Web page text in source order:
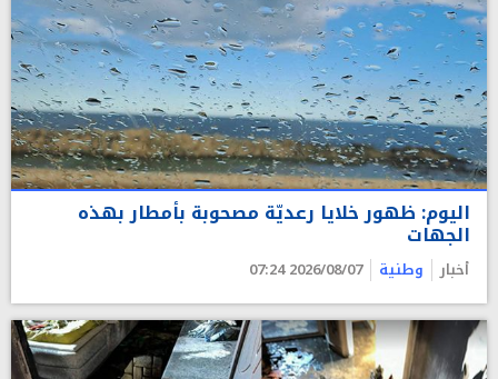
اليوم: ظهور خلايا رعديّة مصحوبة بأمطار بهذه
الجهات
أخبار وطنية 2026/08/07 07:24